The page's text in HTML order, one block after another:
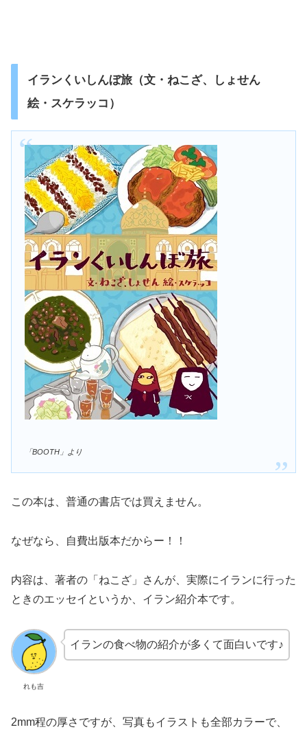
イランくいしんぼ旅（文・ねこざ、しょせん
絵・スケラッコ）
「BOOTH」より
この本は、普通の書店では買えません。
なぜなら、自費出版本だからー！！
内容は、著者の「ねこざ」さんが、実際にイランに行った
ときのエッセイというか、イラン紹介本です。
れも吉
イランの食べ物の紹介が多くて面白いです♪
2mm程の厚さですが、写真もイラストも全部カラーで、